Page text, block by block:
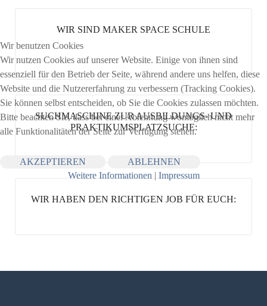
WIR SIND MAKER SPACE SCHULE
SUCHMASCHINE ZUR AUSBILDUNGS- UND
PRAKTIKUMSPLATZSUCHE:
WIR HABEN DEN RICHTIGEN JOB FÜR EUCH:
Wir benutzen Cookies
Wir nutzen Cookies auf unserer Website. Einige von ihnen sind
essenziell für den Betrieb der Seite, während andere uns helfen, diese
Website und die Nutzererfahrung zu verbessern (Tracking Cookies).
Sie können selbst entscheiden, ob Sie die Cookies zulassen möchten.
Bitte beachten Sie, dass bei einer Ablehnung womöglich nicht mehr
alle Funktionalitäten der Seite zur Verfügung stehen.
AKZEPTIEREN
ABLEHNEN
Weitere Informationen | Impressum